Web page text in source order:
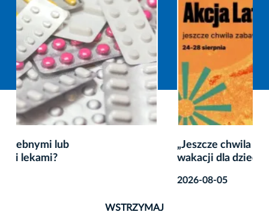
„Jeszcze chwila zabawy” – twórcze zakończenie
wakacji dla dzieci
WSTRZYMAJ